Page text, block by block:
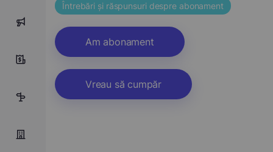
0
Întrebări și răspunsuri despre abonament
Am abonament
Vreau să cumpăr